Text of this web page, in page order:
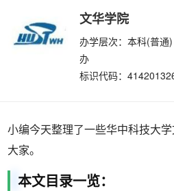
文华学院
办学层次：本科(普通)
办
标识代码：
小编今天整理了一些华中科技大
大家。
本文目录一览：